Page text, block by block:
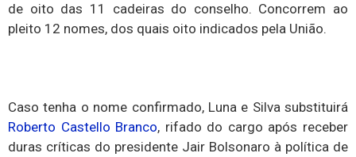
de oito das 11 cadeiras do conselho. Concorrem ao
pleito 12 nomes, dos quais oito indicados pela União.
Caso tenha o nome confirmado, Luna e Silva substituirá
Roberto Castello Branco, rifado do cargo após receber
duras críticas do presidente Jair Bolsonaro à política de